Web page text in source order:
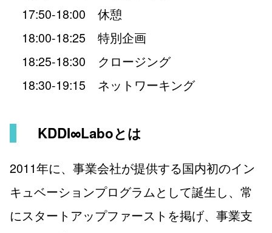
17:50-18:00 休憩
18:00-18:25 特別企画
18:25-18:30 クロージング
18:30-19:15 ネットワーキング
KDDI∞Laboとは
2011年に、事業会社が提供する国内初のイン
キュベーションプログラムとして誕生し、常
にスタートアップファーストを掲げ、事業支